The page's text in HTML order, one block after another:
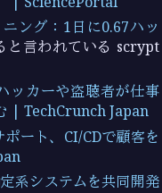
ング：1日に0.67ハッ
と言われている scrypt
ッカーや盗聴者が仕事
| TechCrunch Japan
ート、CI/CDで顧客を
系システムを共同開発